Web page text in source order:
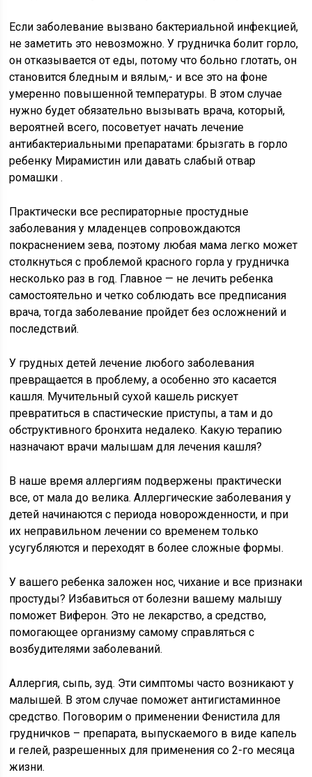
Если заболевание вызвано бактериальной инфекцией,
не заметить это невозможно. У грудничка болит горло,
он отказывается от еды, потому что больно глотать, он
становится бледным и вялым,- и все это на фоне
умеренно повышенной температуры. В этом случае
нужно будет обязательно вызывать врача, который,
вероятней всего, посоветует начать лечение
антибактериальными препаратами: брызгать в горло
ребенку Мирамистин или давать слабый отвар
ромашки .
Практически все респираторные простудные
заболевания у младенцев сопровождаются
покраснением зева, поэтому любая мама легко может
столкнуться с проблемой красного горла у грудничка
несколько раз в год. Главное — не лечить ребенка
самостоятельно и четко соблюдать все предписания
врача, тогда заболевание пройдет без осложнений и
последствий.
У грудных детей лечение любого заболевания
превращается в проблему, а особенно это касается
кашля. Мучительный сухой кашель рискует
превратиться в спастические приступы, а там и до
обструктивного бронхита недалеко. Какую терапию
назначают врачи малышам для лечения кашля?
В наше время аллергиям подвержены практически
все, от мала до велика. Аллергические заболевания у
детей начинаются с периода новорожденности, и при
их неправильном лечении со временем только
усугубляются и переходят в более сложные формы.
У вашего ребенка заложен нос, чихание и все признаки
простуды? Избавиться от болезни вашему малышу
поможет Виферон. Это не лекарство, а средство,
помогающее организму самому справляться с
возбудителями заболеваний.
Аллергия, сыпь, зуд. Эти симптомы часто возникают у
малышей. В этом случае поможет антигистаминное
средство. Поговорим о применении Фенистила для
грудничков – препарата, выпускаемого в виде капель
и гелей, разрешенных для применения со 2-го месяца
жизни.